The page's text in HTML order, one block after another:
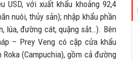
với xuất khẩu khoảng 92,4
nuôi, thủy sản); nhập khẩu phần
lúa, đường cát, quặng sắt…). Bên
– Prey Veng có cặp cửa khẩu
(Campuchia), gồm cả đường